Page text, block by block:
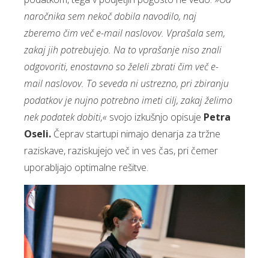
naročnika sem nekoč dobila navodilo, naj
zberemo čim več e-mail naslovov. Vprašala sem,
zakaj jih potrebujejo. Na to vprašanje niso znali
odgovoriti, enostavno so želeli zbrati čim več e-
mail naslovov. To seveda ni ustrezno, pri zbiranju
podatkov je nujno potrebno imeti cilj, zakaj želimo
nek podatek dobiti,« svojo izkušnjo opisuje Petra
Oseli. Čeprav startupi nimajo denarja za tržne
raziskave, raziskujejo več in ves čas, pri čemer
uporabljajo optimalne rešitve.